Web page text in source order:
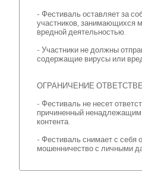
- Фестиваль оставляет за
участников, занимающихся
вредной деятельностью.
- Участники не должны
содержащие вирусы или
ОГРАНИЧЕНИЕ
- Фестиваль не несет
причиненный ненадлежащим
контента.
- Фестиваль снимает с себя
мошенничество с личными